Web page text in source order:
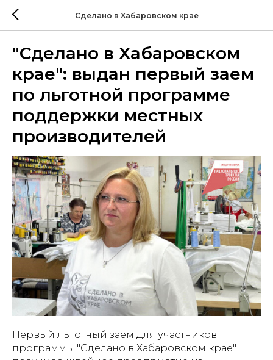
Сделано в Хабаровском крае
"Сделано в Хабаровском
крае": выдан первый заем
по льготной программе
поддержки местных
производителей
Первый льготный заем для участников
программы "Сделано в Хабаровском крае"